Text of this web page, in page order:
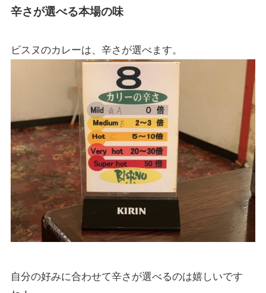
辛さが選べる本場の味
ビスヌのカレーは、辛さが選べます。
自分の好みに合わせて辛さが選べるのは嬉しいです